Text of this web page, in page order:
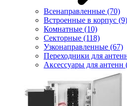
Всенаправленные (70)
Встроенные в корпус (9)
Комнатные (10)
Секторные (118)
Узконаправленные (67)
Переходники для
Аксессуары для антенн